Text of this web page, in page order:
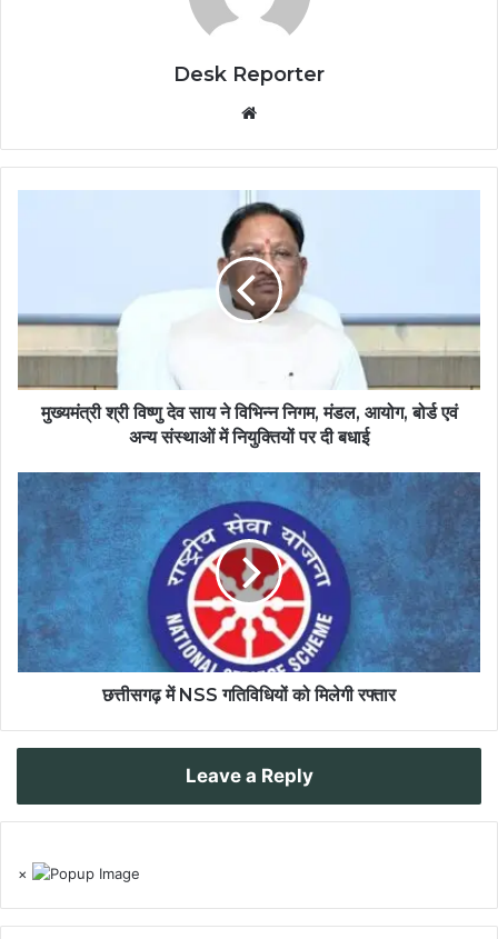
Desk Reporter
मुख्यमंत्री श्री विष्णु देव साय ने विभिन्न निगम, मंडल, आयोग, बोर्ड एवं
अन्य संस्थाओं में नियुक्तियों पर दी बधाई
छत्तीसगढ़ में NSS गतिविधियों को मिलेगी रफ्तार
Leave a Reply
×